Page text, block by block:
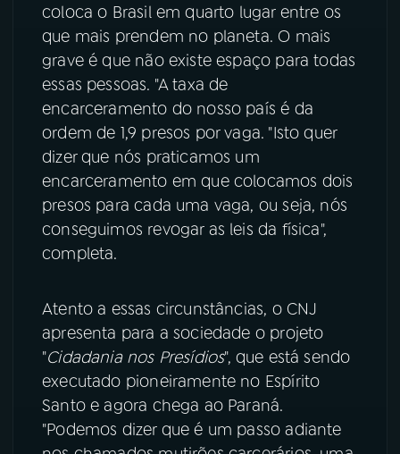
ACOMPANHE A RÁDIO NACIONAL
YouTube Facebook
Instagram X
coloca o Brasil em quarto lugar entre os
que mais prendem no planeta. O mais
grave é que não existe espaço para todas
essas pessoas. "A taxa de
encarceramento do nosso país é da
ordem de 1,9 presos por vaga. "Isto quer
dizer que nós praticamos um
encarceramento em que colocamos dois
presos para cada uma vaga, ou seja, nós
conseguimos revogar as leis da física",
completa.
Atento a essas circunstâncias, o CNJ
apresenta para a sociedade o projeto
"Cidadania nos Presídios", que está sendo
executado pioneiramente no Espírito
Santo e agora chega ao Paraná.
"Podemos dizer que é um passo adiante